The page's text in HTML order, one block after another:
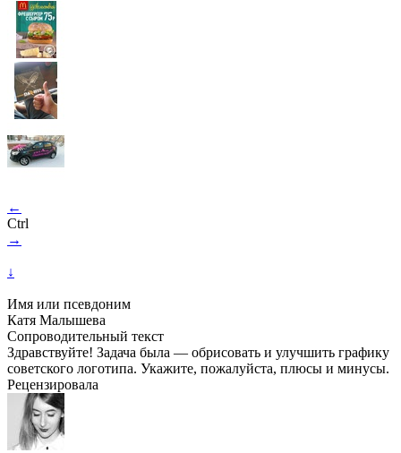
←
Ctrl
→
↓
Имя или псевдоним
Катя Малышева
Сопроводительный текст
Здравствуйте! Задача была — обрисовать и улучшить графику
советского логотипа. Укажите, пожалуйста, плюсы и минусы.
Рецензировала